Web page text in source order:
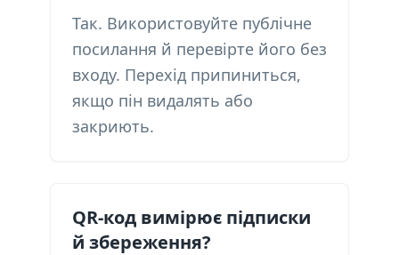
Так. Використовуйте публічне
посилання й перевірте його без
входу. Перехід припиниться,
якщо пін видалять або
закриють.
QR-код вимірює підписки
й збереження?